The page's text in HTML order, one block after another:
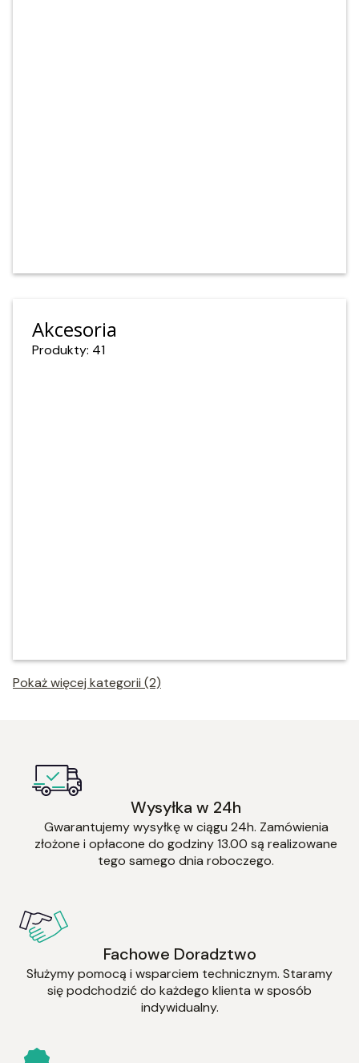
Akcesoria
Produkty: 41
Pokaż więcej kategorii (2)
Wysyłka w 24h
Gwarantujemy wysyłkę w ciągu 24h. Zamówienia
złożone i opłacone do godziny 13.00 są realizowane
tego samego dnia roboczego.
Fachowe Doradztwo
Służymy pomocą i wsparciem technicznym. Staramy
się podchodzić do każdego klienta w sposób
indywidualny.